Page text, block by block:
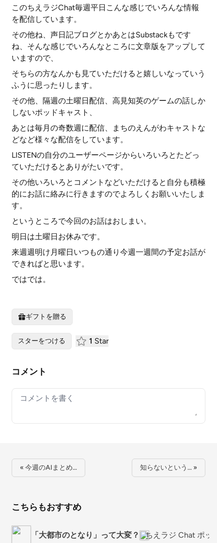
このちえラジChat毎週平日こんな感じでいろんな情報
を配信しています。
その他ね、声日記ブログとかあとはSubstackもです
ね、そんな感じでいろんなところに文章版をアップして
いますので、
そちらの方なんかも見ていただけると嬉しいなっていう
ふうに思ったりします。
その他、隔週の土曜日配信、高見知英のゲームの話しか
しないポッドキャスト、
あとは毎月の奇数週に配信、まちのえんがわキャストな
どなど様々な配信をしています。
LISTENの自分のユーザーページからいろいろとたどっ
ていただけるとありがたいです。
その他いろいろとコメントなどいただけると自分も積極
的にお話に絡みに行きますのでよろしくお願いいたしま
す。
というところで今回のお話はおしまい。
明日は土曜日お休みです。
来週週明け月曜日いつもの通り今週一週間の予定お話が
できればと思います。
ではでは。
ギフトを贈る
スターをつける 1 Star
コメント
Your comment
« 今週のAIまとめ… 知らないという… »
こちらもおすすめ
「大都市のとなり」って大変？ ちえラジ Chat ポッ